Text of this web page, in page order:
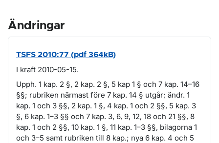
Ändringar
TSFS 2010:77 (pdf 364kB)
I kraft 2010-05-15.
Upph. 1 kap. 2 §, 2 kap. 2 §, 5 kap 1 § och 7 kap. 14–16
§§; rubriken närmast före 7 kap. 14 § utgår; ändr. 1
kap. 1 och 3 §§, 2 kap. 1 §, 4 kap. 1 och 2 §§, 5 kap. 3
§, 6 kap. 1–3 §§ och 7 kap. 3, 6, 9, 12, 18 och 21 §§, 8
kap. 1 och 2 §§, 10 kap. 1 §, 11 kap. 1–3 §§, bilagorna 1
och 3–5 samt rubriken till 8 kap.; nya 6 kap. 4 och 5